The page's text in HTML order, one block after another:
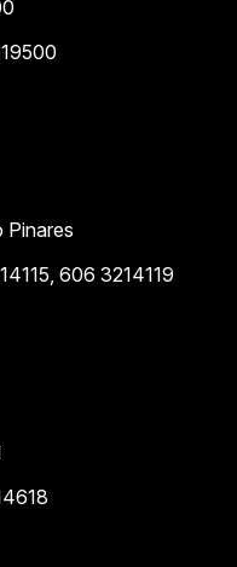
Pinares
606 3214119